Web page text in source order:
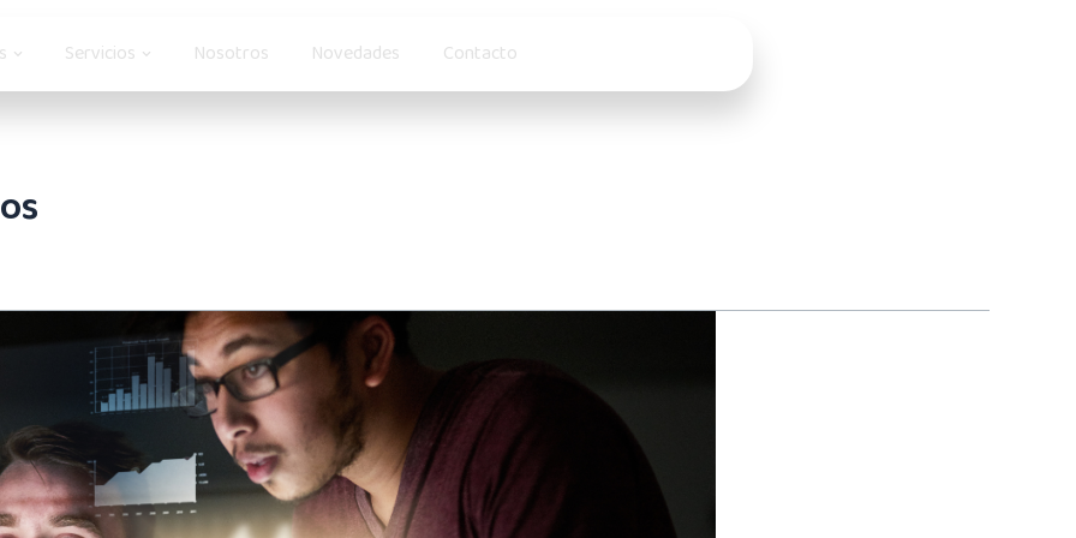
Open Soluciones
Servicios Open Servicios
Nosotros Novedades Contacto